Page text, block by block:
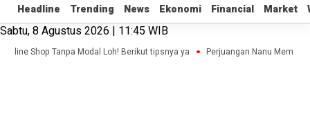
Headline Trending News Ekonomi Financial Market
Headline Trending News Ekonomi Financial Market
Sabtu, 8 Agustus 2026 | 11:45 WIB
Shop Tanpa Modal Loh! Berikut tipsnya ya Perjuangan Nanu